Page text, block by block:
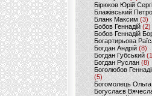
Бірюков Юрій
Блажівський Петро
Бланк Максим(3)
Бобов Геннадій (2)
Бобов Геннадій
Богартирьова
Богдан Андрій(8)
Богдан Губський
Богдан Руслан(8)
Боголюбов
(5)
Богомолець Ольга
Богуслаєв